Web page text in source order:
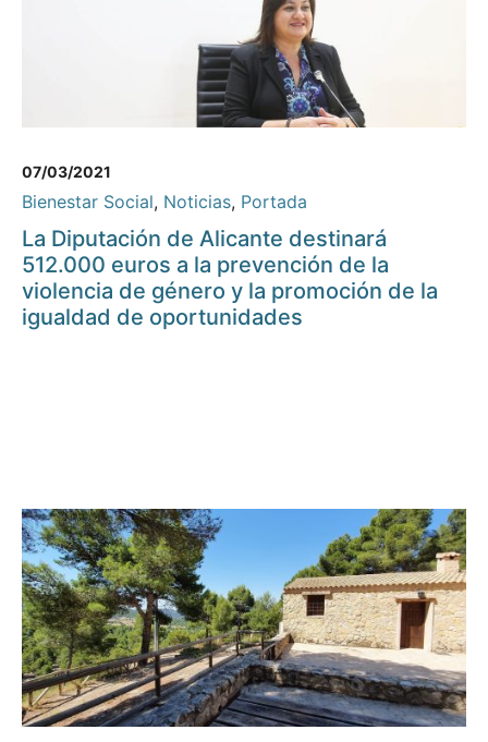
07/03/2021
Bienestar Social, Noticias, Portada
La Diputación de Alicante destinará
512.000 euros a la prevención de la
violencia de género y la promoción de la
igualdad de oportunidades